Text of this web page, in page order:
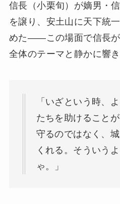
信長（小栗旬）が嫡男・
を譲り、安土山に天下統
めた——この場面で信長
全体のテーマと静かに響き
「いざという時、
たちを助けること
守るのではなく、
くれる。そういう
ゃ。」